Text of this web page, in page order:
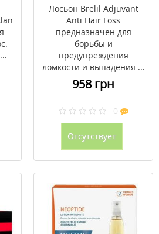
Лосьон Brelil Adjuvant
Anti Hair Loss
предназначен для
борьбы и
предупреждения
ломкости и выпадения ...
958 грн
0
Отсутствует